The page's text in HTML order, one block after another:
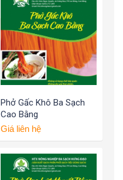
Phở Gấc Khô Ba Sạch
Cao Bằng
Giá liên hệ